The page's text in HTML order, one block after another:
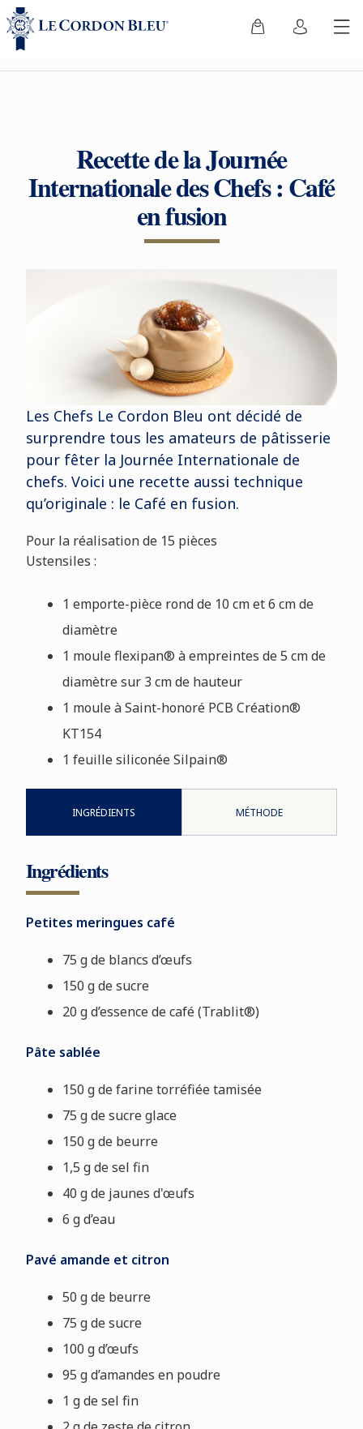
Recette de la Journée
Internationale des Chefs : Café
en fusion
Les Chefs Le Cordon Bleu ont décidé de
surprendre tous les amateurs de pâtisserie
pour fêter la Journée Internationale de
chefs. Voici une recette aussi technique
qu’originale : le Café en fusion.
Pour la réalisation de 15 pièces
Ustensiles :
1 emporte-pièce rond de 10 cm et 6 cm de
diamètre
1 moule flexipan® à empreintes de 5 cm de
diamètre sur 3 cm de hauteur
1 moule à Saint-honoré PCB Création®
KT154
1 feuille siliconée Silpain®
INGRÉDIENTS MÉTHODE
Ingrédients
Petites meringues café
75 g de blancs d’œufs
150 g de sucre
20 g d’essence de café (Trablit®)
Pâte sablée
150 g de farine torréfiée tamisée
75 g de sucre glace
150 g de beurre
1,5 g de sel fin
40 g de jaunes d'œufs
6 g d’eau
Pavé amande et citron
50 g de beurre
75 g de sucre
100 g d’œufs
95 g d’amandes en poudre
1 g de sel fin